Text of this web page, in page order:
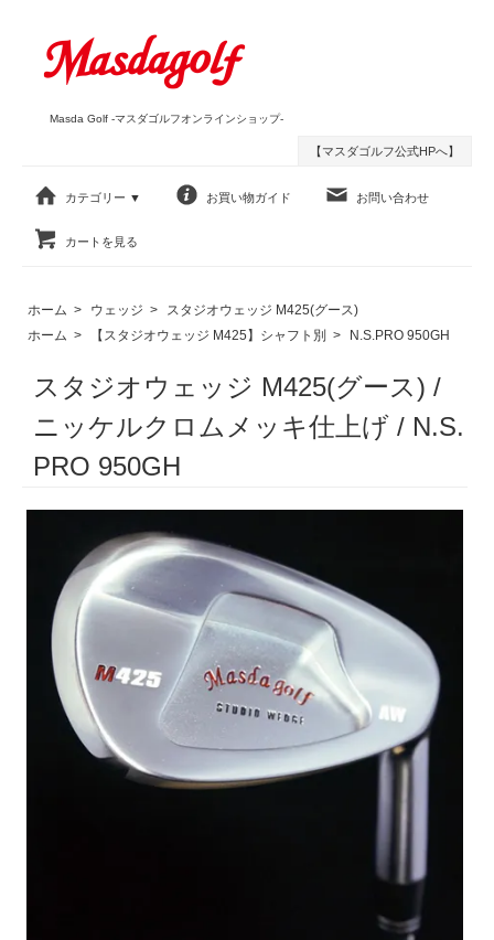
Masda Golf -マスダゴルフオンラインショップ-
カテゴリー ▼ お買い物ガイド お問い合わせ
カートを見る
【マスダゴルフ公式HPへ】
ホーム > ウェッジ >
スタジオウェッジ M425(グース)
ホーム > 【スタジオウェッジ M425】シャフト別 > N.S.PRO 950GH
スタジオウェッジ M425(グース) /
ニッケルクロムメッキ仕上げ / N.S.
PRO 950GH